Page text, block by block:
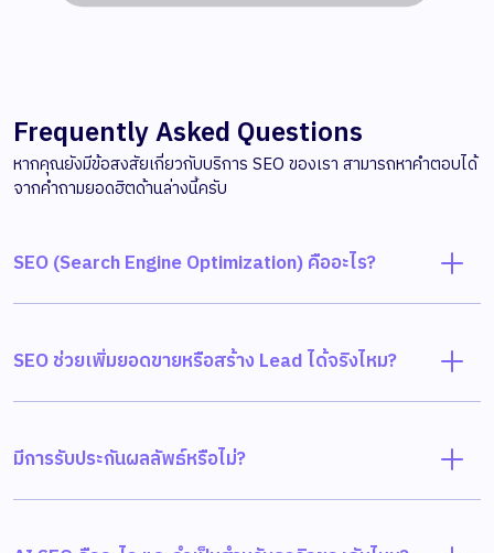
Frequently Asked Questions
หากคุณยังมีข้อสงสัยเกี่ยวกับบริการ SEO ของเรา สามารถหาคำตอบได้
จากคำถามยอดฮิตด้านล่างนี้ครับ
SEO (Search Engine Optimization) คืออะไร?
SEO ช่วยเพิ่มยอดขายหรือสร้าง Lead ได้จริงไหม?
มีการรับประกันผลลัพธ์หรือไม่?